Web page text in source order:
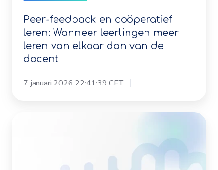
leren: Wanneer leerlingen meer
leren van elkaar dan van de
docent
7 januari 2026 22:41:39 CET
Welke